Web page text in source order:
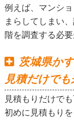
例えば、マンシ
まらしてしまい
階を調査する必要
茨城県か
見積だけで
見積もりだけでも
初めに見積もり